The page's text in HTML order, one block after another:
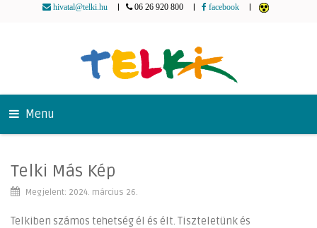
hivatal@telki.hu 06 26 920 800 facebook
Menu
Telki Más Kép
Megjelent: 2024. március 26.
Telkiben számos tehetség él és élt. Tiszteletünk és